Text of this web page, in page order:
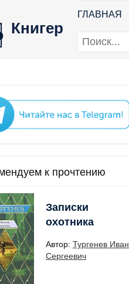
Книгер
ГЛАВНАЯ
к прочтению
Записки
охотника
Автор: Тургенев Иван
Сергеевич